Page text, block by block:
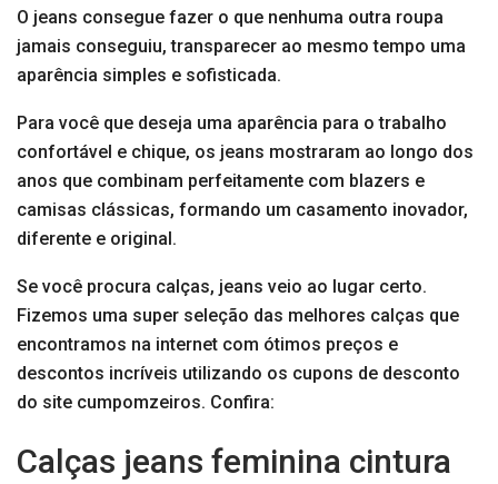
O jeans consegue fazer o que nenhuma outra roupa
jamais conseguiu, transparecer ao mesmo tempo uma
aparência simples e sofisticada.
Para você que deseja uma aparência para o trabalho
confortável e chique, os jeans mostraram ao longo dos
anos que combinam perfeitamente com blazers e
camisas clássicas, formando um casamento inovador,
diferente e original.
Se você procura calças, jeans veio ao lugar certo.
Fizemos uma super seleção das melhores calças que
encontramos na internet com ótimos preços e
descontos incríveis utilizando os cupons de desconto
do site cumpomzeiros. Confira:
Calças jeans feminina cintura